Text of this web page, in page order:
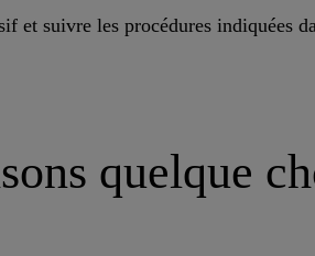
et suivre les procédures indiquées
quelque